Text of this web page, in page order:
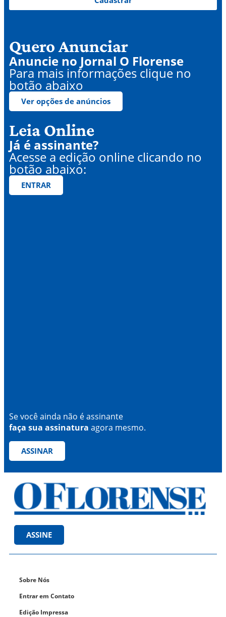
Quero Anunciar
Anuncie no Jornal O Florense
Para mais informações clique no
botão abaixo
Ver opções de anúncios
Leia Online
Já é assinante?
Acesse a edição online clicando no
botão abaixo:
ENTRAR
Se você ainda não é assinante
faça sua assinatura agora mesmo.
ASSINAR
ASSINE
Sobre Nós
Entrar em Contato
Edição Impressa